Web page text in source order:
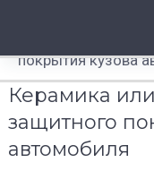
содержимому
покрытия кузова
Керамика
защитного
автомобиля